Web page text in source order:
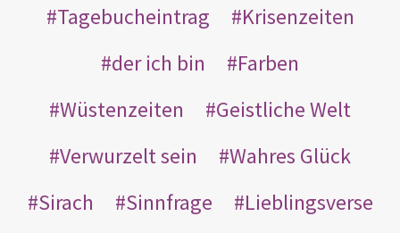
Tagebucheintrag
Krisenzeiten
der ich bin
Farben
Wüstenzeiten
Geistliche Welt
Verwurzelt sein
Wahres Glück
Sirach
Sinnfrage
Lieblingsverse